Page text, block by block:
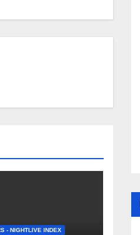
- NIGHTLIVE INDEX